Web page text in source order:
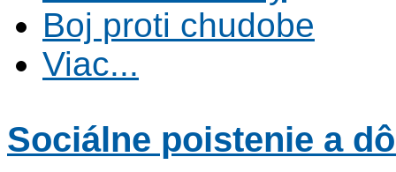
Boj proti chudobe
Viac...
Sociálne poistenie a